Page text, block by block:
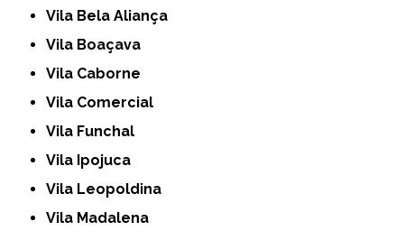
Vila Bela Aliança
Vila Boaçava
Vila Caborne
Vila Comercial
Vila Funchal
Vila Ipojuca
Vila Leopoldina
Vila Madalena